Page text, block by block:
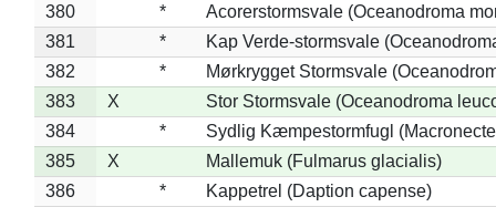
380
*
Acorerstormsvale (Oceanodroma
381
*
Kap Verde-stormsvale
382
*
Mørkrygget Stormsvale
383
X
Stor Stormsvale (Oceanodroma
384
*
Sydlig Kæmpestormfugl
385
X
Mallemuk (Fulmarus glacialis)
386
*
Kappetrel (Daption capense)